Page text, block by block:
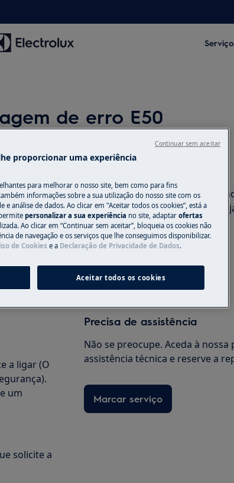
de erro E50
no
a ligar (O
um
solicite a
Encontre as peças de
seu eletrodoméstico na nossa
os diretamente em sua casa.
Precisa de assistência
Não se preocupe. Aceda à nossa
assistência técnica e reserve a
Marcar serviço
proporcionar uma experiência
para melhorar o nosso site, bem como para fins
informações sobre a sua utilização do nosso site com os
e análise de dados. Ao clicar em "Aceitar todos os cookies”, está a
personalizar a sua experiência no site, adaptar ofertas
Ao clicar em “Continuar sem aceitar”, bloqueia os cookies não
de navegação e os serviços que lhe conseguimos disponibilizar.
de Cookies e a Declaração de Privacidade de Dados.
Aceitar todos os cookies
Continuar sem aceitar